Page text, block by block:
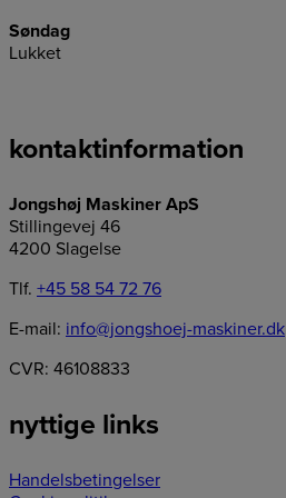
Søndag
Lukket
kontaktinformation
Jongshøj Maskiner ApS
Stillingevej 46
4200 Slagelse
Tlf. +45 58 54 72 76
E-mail: info@jongshoej-maskiner.dk
CVR: 46108833
nyttige links
Handelsbetingelser